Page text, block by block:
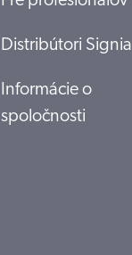
Distribútori Signia
Informácie o
spoločnosti